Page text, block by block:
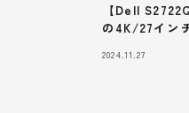
【Dell
の4K/27イン
2024.11.27